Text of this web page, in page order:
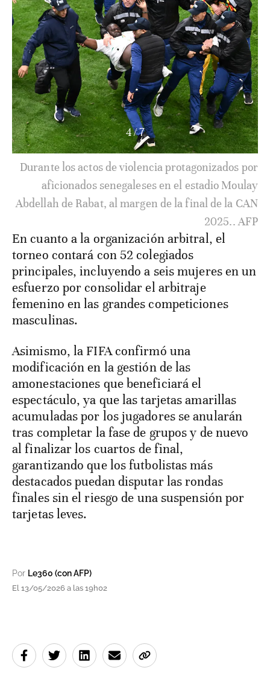
4/7
Durante los actos de violencia protagonizados por
aficionados senegaleses en el estadio Moulay
Abdellah de Rabat, al margen de la final de la CAN
2025.. AFP
En cuanto a la organización arbitral, el
torneo contará con 52 colegiados
principales, incluyendo a seis mujeres en un
esfuerzo por consolidar el arbitraje
femenino en las grandes competiciones
masculinas.
Asimismo, la FIFA confirmó una
modificación en la gestión de las
amonestaciones que beneficiará el
espectáculo, ya que las tarjetas amarillas
acumuladas por los jugadores se anularán
tras completar la fase de grupos y de nuevo
al finalizar los cuartos de final,
garantizando que los futbolistas más
destacados puedan disputar las rondas
finales sin el riesgo de una suspensión por
tarjetas leves.
Por Le360 (con AFP)
El 13/05/2026 a las 19h02